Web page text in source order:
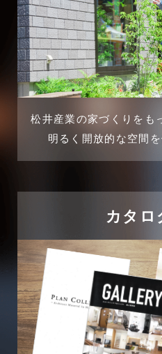
三郷駅前店-ブログ
不動産の基礎知識に関する
介護施設経営活用事例
企業誘致事例
住宅に関するよくある質問
商品情報
土地に関するよくある質問
土地活用事例
2025年2月
2025年1月
2024年12月
2024年11月
2024年9月
2024年7月
2024年6月
2024年5月
松井産業の家づくりをも
明るく開放的な空間
カタロ